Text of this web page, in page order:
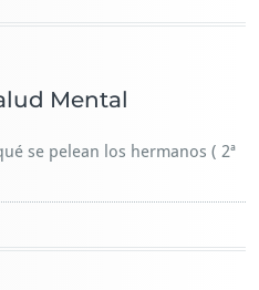
Mental
se pelean los hermanos ( 2ª